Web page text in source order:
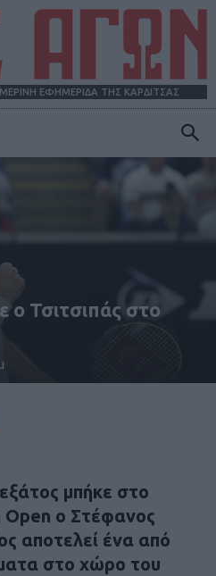
ΕΦΗΜΕΡΙΔΑ ΤΗΣ ΚΑΡΔΙΤΣΑΣ
ο Τσιτσιπάς στο
μπήκε στο
ο Στέφανος
αποτελεί ένα από
στο χώρο του